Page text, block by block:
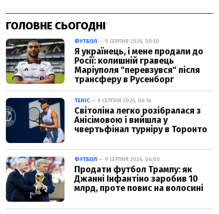
ГОЛОВНЕ СЬОГОДНІ
ФУТБОЛ — 9 СЕРПНЯ 2026, 00:50
Я українець, і мене продали до
Росії: колишній гравець
Маріуполя "перевзувся" після
трансферу в Русенборг
ТЕНІС — 9 СЕРПНЯ 2026, 06:16
Світоліна легко розібралася з
Анісімовою і вийшла у
чвертьфінал турніру в Торонто
ФУТБОЛ — 9 СЕРПНЯ 2026, 06:00
Продати футбол Трампу: як
Джанні Інфантіно заробив 10
млрд, проте повис на волосині